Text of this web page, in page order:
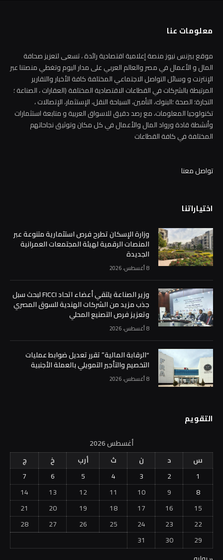
معلومات عنا
موقع بيزنس نيوز منصة إعلامية اقتصادية رائدة ، تسعى لتعزيز صحافة
المال و الأعمال في مصر والعالم العربي على مدار اليوم وتغطي منصتنا عبر
الإنترنت و وسائل التواصل الاجتماعي المختلفة كافة الأخبار والتقارير
المرتبطة بالشركات في القطاعات الاقتصادية المختلفة (العقارات ، الصناعة ؛
التجارة؛ الصحة ؛البنوك، التأمين، السياحة النقل، الإستثمار، الإتصالات ،
تكنولوجيا المعلومات، مع رصد دقيق للاسواق العربية و متابعة استثمارات
وأنشطة قادة ورواد المال والأعمال في كل مكان وتوثيق نجاحاتهم
المختلفة في كافة القطاعات
تواصل معنا
اختياراتنا
وزارة الإسكان تطرح فرص استثمارية متنوعة عبر
المنصات الرقمية لهيئة المجتمعات العمرانية
الجديدة
8 أغسطس، 2026
وزير الصناعة يلتقي أعضاء اتحاد FICCI لبحث سبل
جذب مزيد من الشركات الهندية للسوق المصري
وتعزيز فرص التصنيع المحلي
8 أغسطس، 2026
“الرقابة المالية” تقرر تعديل ضوابط عمليات
التخصيم والتأجير التمويلي بالعملة الأجنبية
8 أغسطس، 2026
التقويم
أغسطس 2026
س
د ن ث أرب خ
ج
1
2
3
4
5
6
7
8
9
10
11
12
13
14
15
16
17
18
19
20
21
22
23
24
25
26
27
28
29
30
31